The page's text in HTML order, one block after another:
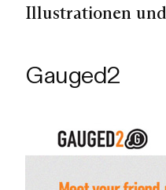
Illustrationen
Gauged2